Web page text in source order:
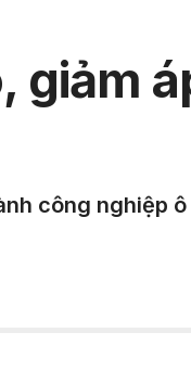
giảm
công nghiệp